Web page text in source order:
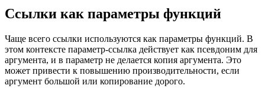
Ссылки как параметры функций
Чаще всего ссылки используются как параметры функций. В
этом контексте параметр-ссылка действует как псевдоним для
аргумента, и в параметр не делается копия аргумента. Это
может привести к повышению производительности, если
аргумент большой или копирование дорого.